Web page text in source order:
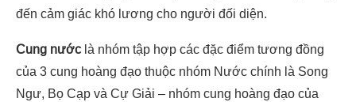
đến cảm giác khó lương cho người đối diện.
Cung nước là nhóm tập hợp các đặc điểm tương đồng
của 3 cung hoàng đạo thuộc nhóm Nước chính là Song
Ngư, Bọ Cạp và Cự Giải – nhóm cung hoàng đạo của